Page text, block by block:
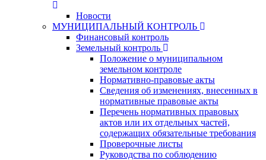
Новости
МУНИЦИПАЛЬНЫЙ КОНТРОЛЬ
Финансовый контроль
Земельный контроль
Положение о муниципальном
земельном контроле
Нормативно-правовые акты
Сведения об изменениях, внесенных в
нормативные правовые акты
Перечень нормативных правовых
актов или их отдельных частей,
содержащих обязательные требования
Проверочные листы
Руководства по соблюдению